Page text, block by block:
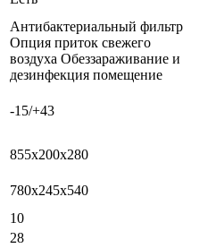
Антибактериальный фильтр
Опция приток свежего
воздуха Обеззараживание и
дезинфекция помещение
-15/+43
855х200х280
780х245х540
10
28